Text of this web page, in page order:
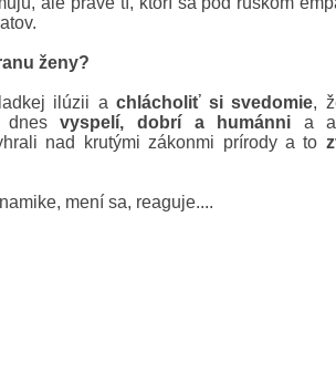
ženy?
ilúzii a chlácholiť si svedomie,
dnesvyspelí, dobrí a humánni a
nad krutými zákonmi prírody a to
mení sa, reaguje....